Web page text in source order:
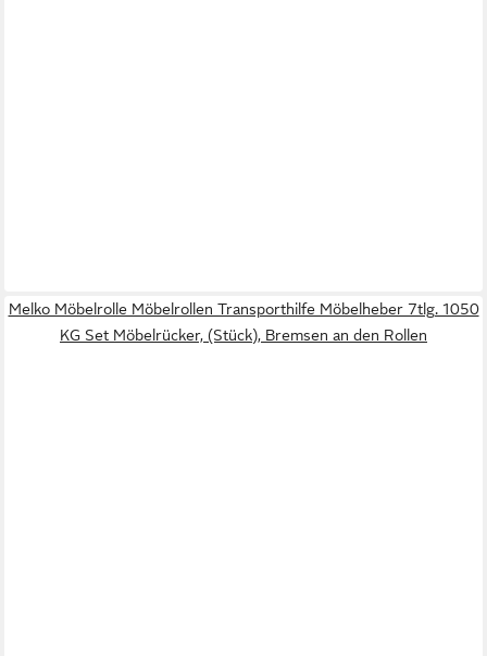
Melko Möbelrolle Möbelrollen Transporthilfe Möbelheber 7tlg. 1050
KG Set Möbelrücker, (Stück), Bremsen an den Rollen